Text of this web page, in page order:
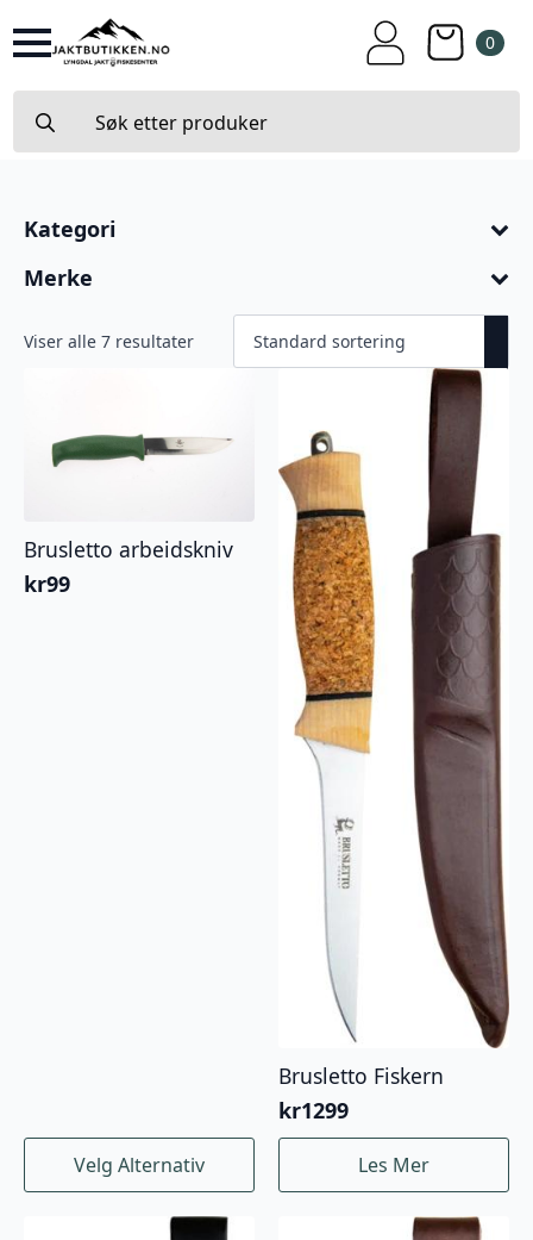
0
for:
Kategori
Merke
Viser alle 7 resultater
Brusletto arbeidskniv
kr99
Velg Alternativ
Dette
produktet
Brusletto Fiskern
kr1299
Les Mer